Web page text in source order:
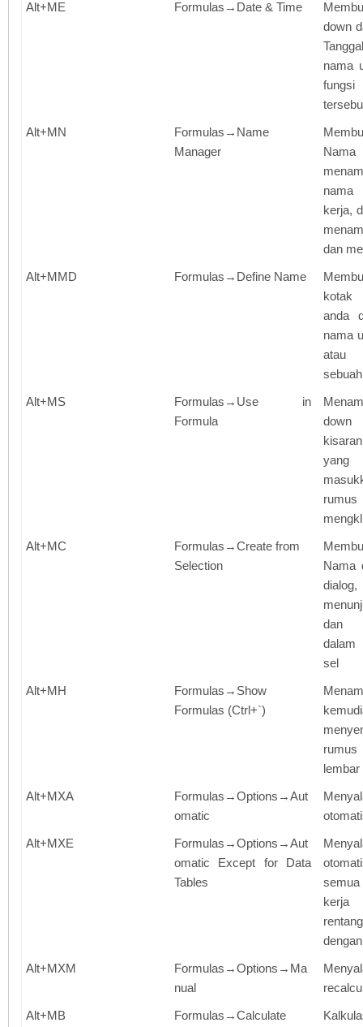
Alt+ME Formulas→Date & Time
down
nama
Alt+MN
Formulas→Name
Manager
nama
kerja,
dan
Alt+MMD
Formulas→Define Name
kotak
anda
nama
atau
Alt+MS
Formulas→Use in
Formula
Alt+MC
Formulas→Create from
Selection
Nama
dan
dalam
sel
Alt+MH
Formulas→Show
Formulas (Ctrl+`)
Alt+MXA
Formulas→Options→Aut
omatic
Alt+MXE
Formulas→Options→Aut
omatic Except for Data
Tables
semua
kerja
Alt+MXM
Formulas→Options→Ma
nual
Alt+MB
Formulas→Calculate